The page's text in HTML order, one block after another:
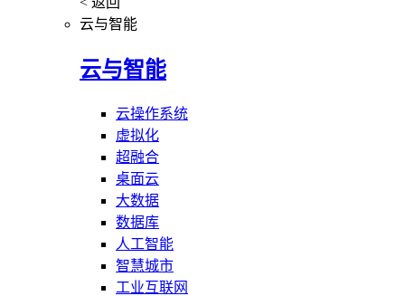
云与智能
云与智能
云操作系统
虚拟化
超融合
桌面云
大数据
数据库
人工智能
智慧城市
工业互联网